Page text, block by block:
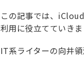
この記事では、
利用に役立てていきま
IT系ライターの向井